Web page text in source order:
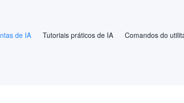
de IA Tutoriais práticos de IA Comandos do